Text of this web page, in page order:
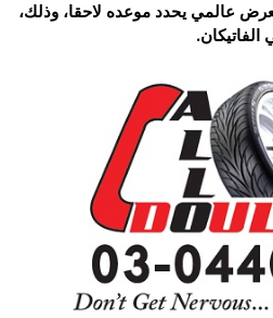
عالمي يحدد موعده لاحقا، وذلك،